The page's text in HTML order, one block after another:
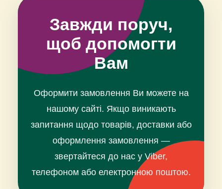
Завжди поруч,
щоб допомогти
Вам
Оформити замовлення Ви можете на
нашому сайті. Якщо виникають
запитання щодо товарів, доставки або
оформлення замовлення —
звертайтеся до нас у Viber,
телефоном або електронною поштою.